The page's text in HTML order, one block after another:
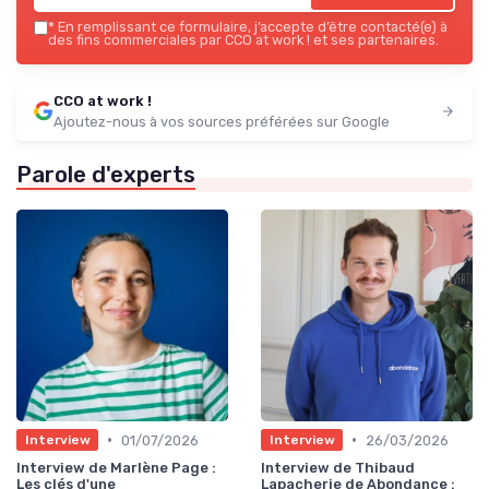
* En remplissant ce formulaire, j’accepte d’être contacté(e) à
des fins commerciales par CCO at work ! et ses partenaires.
CCO at work !
Ajoutez-nous à vos sources préférées sur Google
Parole d'experts
Interview • 01/07/2026
Interview de Marlène Page :
Les clés d'une
Interview •
26/03/2026
Interview de Thibaud
Lapacherie de Abondance :